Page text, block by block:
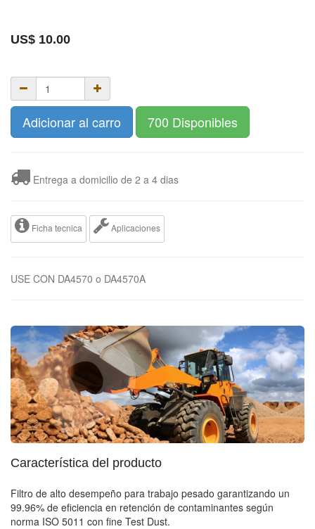
US$ 10.00
Adicionar al carro 700 Disponibles
Entrega a domicilio de 2 a 4 dias
Ficha tecnica Aplicaciones
USE CON DA4570 o DA4570A
Característica del producto
Filtro de alto desempeño para trabajo pesado garantizando un
99.96% de eficiencia en retención de contaminantes según
norma ISO 5011 con fine Test Dust.